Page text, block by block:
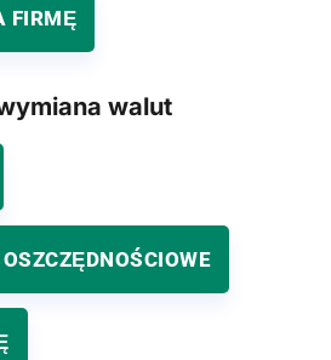
FIRMĘ
walut